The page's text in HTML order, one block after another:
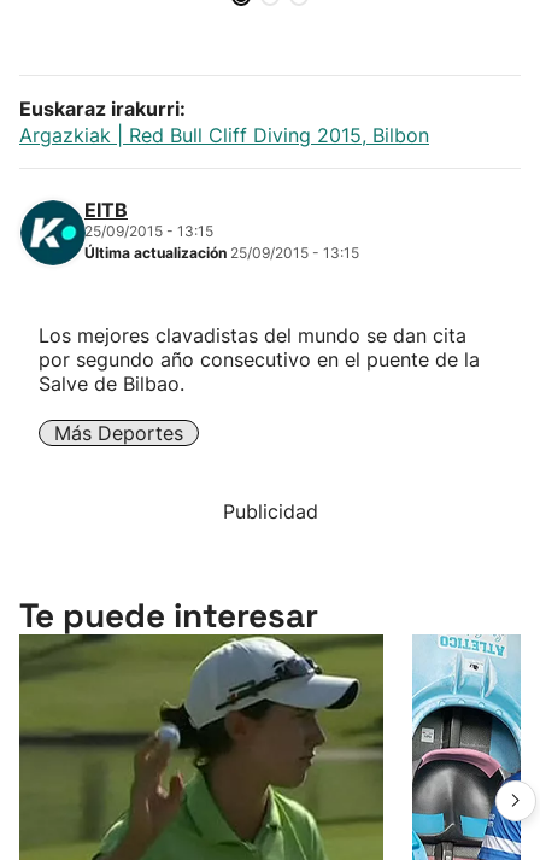
Euskaraz irakurri:
Argazkiak | Red Bull Cliff Diving 2015, Bilbon
EITB
25/09/2015 - 13:15
Última actualización 25/09/2015 - 13:15
Los mejores clavadistas del mundo se dan cita
por segundo año consecutivo en el puente de la
Salve de Bilbao.
Más Deportes
Publicidad
Te puede interesar